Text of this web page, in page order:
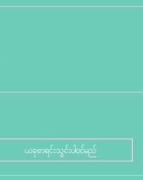
ယခုစာရင်းသွင်းပါဝင်မည်